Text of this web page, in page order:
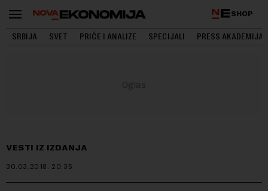
SHOP
SRBIJA SVET PRIČE I ANALIZE SPECIJALI PRESS AKADEMIJA
VESTI IZ IZDANJA
30.03.2018. 20:35